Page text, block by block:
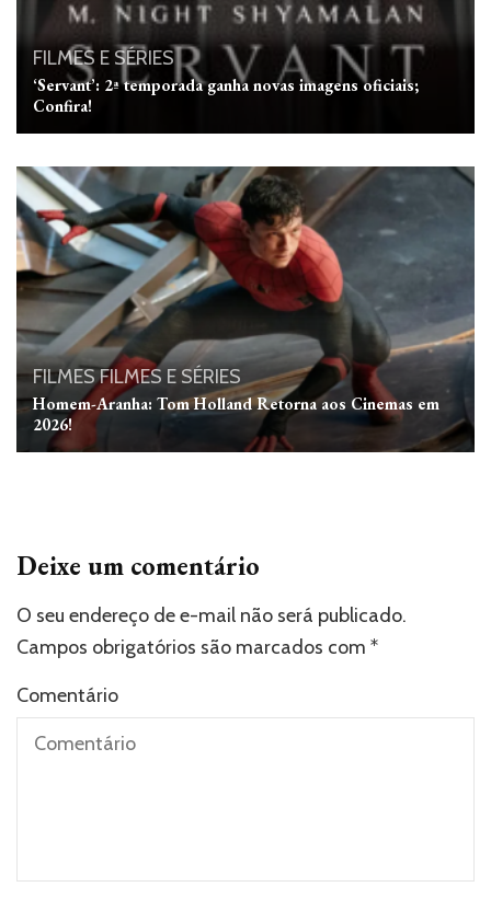
FILMES E SÉRIES
‘Servant’: 2ª temporada ganha novas imagens oficiais;
Confira!
FILMES FILMES E SÉRIES
Homem-Aranha: Tom Holland Retorna aos Cinemas em
2026!
Deixe um comentário
O seu endereço de e-mail não será publicado.
Campos obrigatórios são marcados com *
Comentário